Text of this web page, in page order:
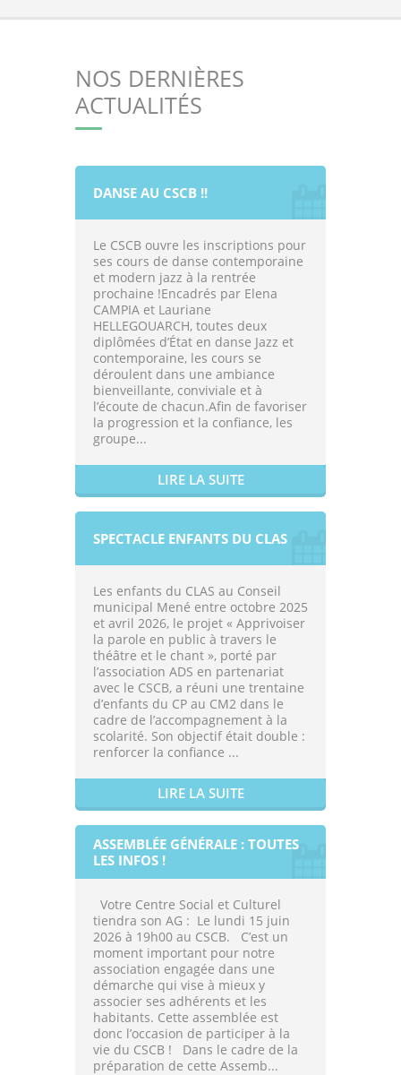
NOS DERNIÈRES
ACTUALITÉS
DANSE AU CSCB !!
Le CSCB ouvre les inscriptions pour
ses cours de danse contemporaine
et modern jazz à la rentrée
prochaine !Encadrés par Elena
CAMPIA et Lauriane
HELLEGOUARCH, toutes deux
diplômées d’État en danse Jazz et
contemporaine, les cours se
déroulent dans une ambiance
bienveillante, conviviale et à
l’écoute de chacun.Afin de favoriser
la progression et la confiance, les
groupe...
LIRE LA SUITE
SPECTACLE ENFANTS DU CLAS
Les enfants du CLAS au Conseil
municipal Mené entre octobre 2025
et avril 2026, le projet « Apprivoiser
la parole en public à travers le
théâtre et le chant », porté par
l’association ADS en partenariat
avec le CSCB, a réuni une trentaine
d’enfants du CP au CM2 dans le
cadre de l’accompagnement à la
scolarité. Son objectif était double :
renforcer la confiance ...
LIRE LA SUITE
ASSEMBLÉE GÉNÉRALE : TOUTES
LES INFOS !
Votre Centre Social et Culturel
tiendra son AG : Le lundi 15 juin
2026 à 19h00 au CSCB. C’est un
moment important pour notre
association engagée dans une
démarche qui vise à mieux y
associer ses adhérents et les
habitants. Cette assemblée est
donc l’occasion de participer à la
vie du CSCB ! Dans le cadre de la
préparation de cette Assemb...